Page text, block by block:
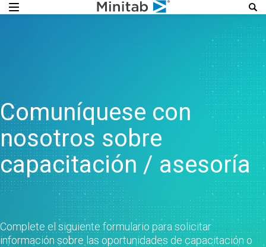
Comuníquese con
nosotros sobre
capacitación / asesoría
Complete el siguiente formulario para solicitar
información sobre las oportunidades de capacitación o